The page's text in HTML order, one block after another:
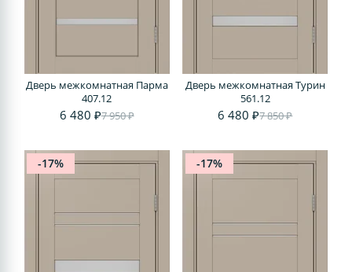
Дверь межкомнатная Парма
407.12
6 480 ₽7 950 ₽
Дверь межкомнатная Турин
561.12
6 480 ₽7 850 ₽
-17% -17%